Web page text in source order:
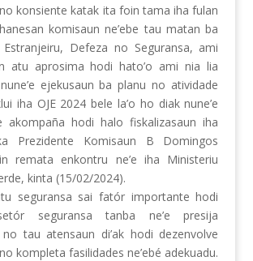
konsiente katak ita foin tama iha fulan
komisaun ne’ebe tau matan ba
Defeza no Seguransa, ami
atu aprosima hodi hato’o ami nia lia
ejekusaun ba planu no atividade
iha OJE 2024 bele la’o ho diak nune’e
akompaña hodi halo fiskalizasaun iha
Prezidente Komisaun B Domingos
remata enkontru ne’e iha Ministeriu
kinta (15/02/2024).
seguransa sai fatór importante hodi
seguransa tanba ne’e presija
tau atensaun di’ak hodi dezenvolve
kompleta fasilidades ne’ebé adekuadu.